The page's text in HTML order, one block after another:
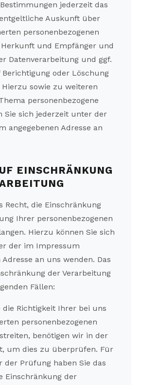
jederzeit das
Auskunft über
personenbezogenen
Herkunft und Empfänger und
Datenverarbeitung und ggf.
Berichtigung oder Löschung
Hierzu sowie zu weiteren
personenbezogene
Sie sich jederzeit unter der
angegebenen Adresse an
EINSCHRÄNKUNG
Recht, die Einschränkung
Ihrer personenbezogenen
Hierzu können Sie sich
der im Impressum
Adresse an uns wenden. Das
der Verarbeitung
Fällen:
die Richtigkeit Ihrer bei uns
personenbezogenen
benötigen wir in der
um dies zu überprüfen. Für
der Prüfung haben Sie das
Einschränkung der